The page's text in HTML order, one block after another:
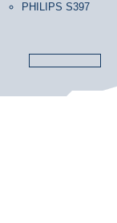
PHILIPS S397